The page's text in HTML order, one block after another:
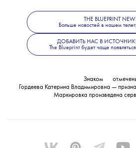
не уточнило. В
также сообщили, что
об объявлении
в международный розыск.
THE BLUEPRINT
Больше новостей в нашем
ДОБАВИТЬ НАС В
The Blueprint будет чаще
Знаком
Гордеева Катерина Владимировна —
Маркировка произведена